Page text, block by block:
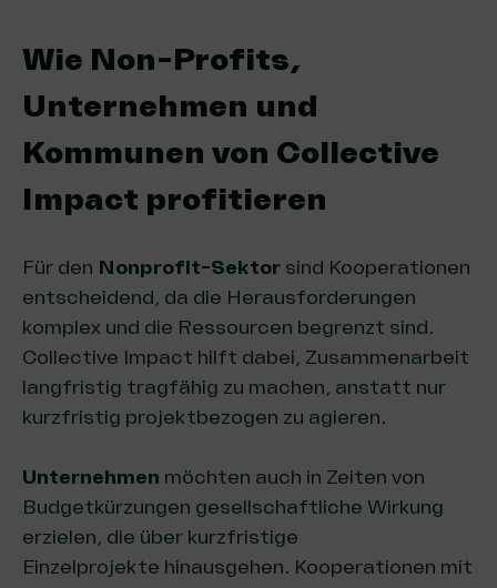
Wie Non-Profits,
Unternehmen und
Kommunen von Collective
Impact profitieren
Für den Nonprofit-Sektor sind Kooperationen
entscheidend, da die Herausforderungen
komplex und die Ressourcen begrenzt sind.
Collective Impact hilft dabei, Zusammenarbeit
langfristig tragfähig zu machen, anstatt nur
kurzfristig projektbezogen zu agieren.
Unternehmen möchten auch in Zeiten von
Budgetkürzungen gesellschaftliche Wirkung
erzielen, die über kurzfristige
Einzelprojekte hinausgehen. Kooperationen mit